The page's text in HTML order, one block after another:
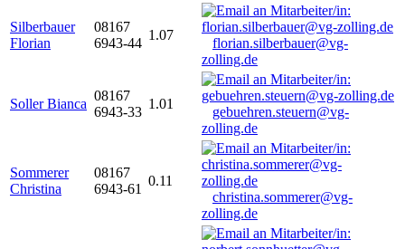
Silberbauer
Florian
08167
6943-44
1.07
florian.silberbauer@vg-
zolling.de
Soller Bianca
08167
6943-33
1.01
gebuehren.steuern@vg-
zolling.de
Sommerer
Christina
08167
6943-61
0.11
christina.sommerer@vg-
zolling.de